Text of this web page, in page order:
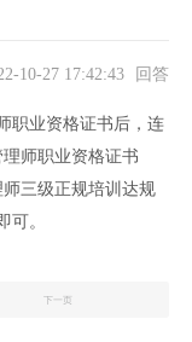
10-27 17:42:43 回答
职业资格证书后，连
师职业资格证书
三级正规培训达规
可。
下一页